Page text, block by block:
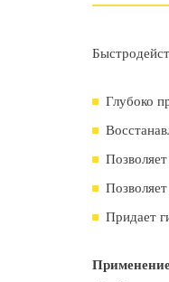
Глубоко
Придает